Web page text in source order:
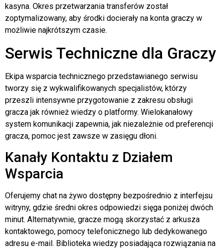
kasyna. Okres przetwarzania transferów został
zoptymalizowany, aby środki docierały na konta graczy w
możliwie najkrótszym czasie.
Serwis Techniczne dla Graczy
Ekipa wsparcia technicznego przedstawianego serwisu
tworzy się z wykwalifikowanych specjalistów, którzy
przeszli intensywne przygotowanie z zakresu obsługi
gracza jak również wiedzy o platformy. Wielokanałowy
system komunikacji zapewnia, jak niezależnie od preferencji
gracza, pomoc jest zawsze w zasięgu dłoni.
Kanały Kontaktu z Działem
Wsparcia
Oferujemy chat na żywo dostępny bezpośrednio z interfejsu
witryny, gdzie średni okres odpowiedzi sięga poniżej dwóch
minut. Alternatywnie, gracze mogą skorzystać z arkusza
kontaktowego, pomocy telefonicznego lub dedykowanego
adresu e-mail. Biblioteka wiedzy posiadająca rozwiązania na